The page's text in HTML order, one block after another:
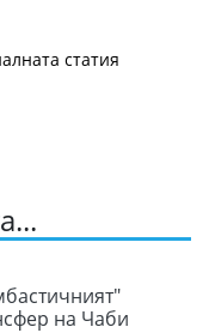
статия
на Чаби